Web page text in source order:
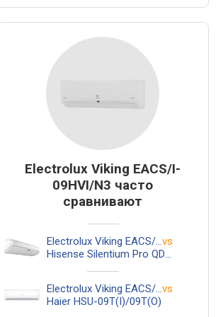
Electrolux Viking EACS/I-
09HVI/N3 часто
сравнивают
Electrolux Viking EACS/I-09HVI/N3vs
Hisense Silentium Pro QD25XU0A
Electrolux Viking EACS/I-09HVI/N3vs
Haier HSU-09T(I)/09T(O)